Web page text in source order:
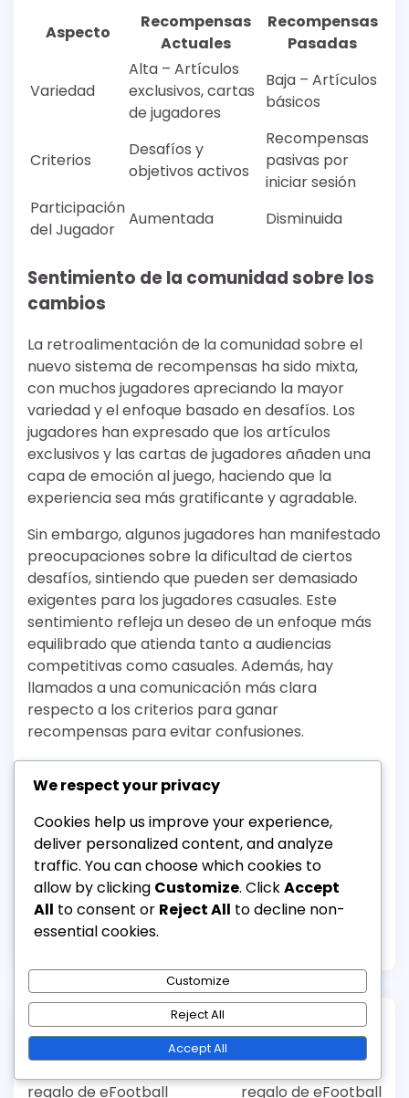
Aspecto
Recompensas
Actuales
Recompensas
Pasadas
Variedad
Alta – Artículos
exclusivos, cartas
de jugadores
Baja – Artículos
básicos
Criterios
Desafíos y
objetivos activos
Recompensas
pasivas por
iniciar sesión
Participación
del Jugador
Aumentada Disminuida
Sentimiento de la comunidad sobre los
cambios
La retroalimentación de la comunidad sobre el
nuevo sistema de recompensas ha sido mixta,
con muchos jugadores apreciando la mayor
variedad y el enfoque basado en desafíos. Los
jugadores han expresado que los artículos
exclusivos y las cartas de jugadores añaden una
capa de emoción al juego, haciendo que la
experiencia sea más gratificante y agradable.
Sin embargo, algunos jugadores han manifestado
preocupaciones sobre la dificultad de ciertos
desafíos, sintiendo que pueden ser demasiado
exigentes para los jugadores casuales. Este
sentimiento refleja un deseo de un enfoque más
equilibrado que atienda tanto a audiencias
competitivas como casuales. Además, hay
llamados a una comunicación más clara
respecto a los criterios para ganar
recompensas para evitar confusiones.
La retroalimentación positiva destaca la
emoción de las recompensas exclusivas.
Preocupaciones sobre la dificultad de los
desafíos para jugadores casuales.
Deseo de una comunicación más clara
sobre los criterios de obtención.
Posted inRecompensas de Canje de Campaña
Post
navigation
regalo de eFootball
regalo de eFootball
We respect your privacy
Cookies help us improve your experience,
deliver personalized content, and analyze
traffic. You can choose which cookies to
allow by clicking Customize. ClickAccept
All to consent or Reject All to decline non-
essential cookies.
Customize
Reject All
Accept All